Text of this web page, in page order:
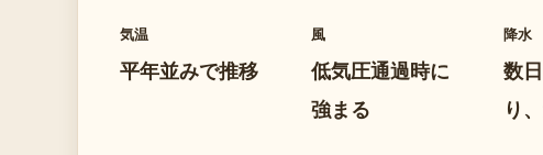
気温
平年並みで推移
風
低気圧通過時に
強まる
降水
数
り